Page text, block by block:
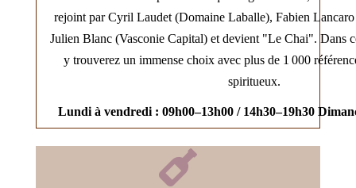
rejoint par Cyril Laudet (Domaine Laballe), Fabien
Julien Blanc (Vasconie Capital) et devient "Le Chai". Dans
y trouverez un immense choix avec plus de 1 000
spiritueux.
Lundi à vendredi : 09h00–13h00 / 14h30–19h30
